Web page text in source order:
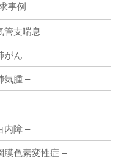
事例
管支喘息 –
がん –
気腫 –
内障 –
色素変性症 –